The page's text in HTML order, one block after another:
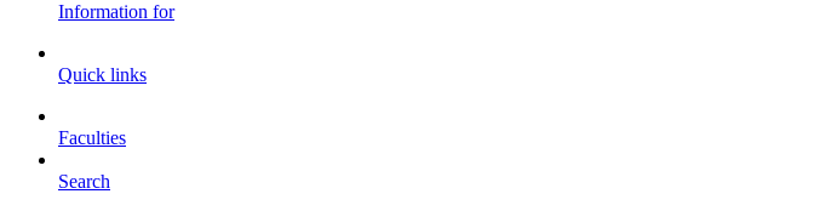
Information for
Quick links
Faculties
Search